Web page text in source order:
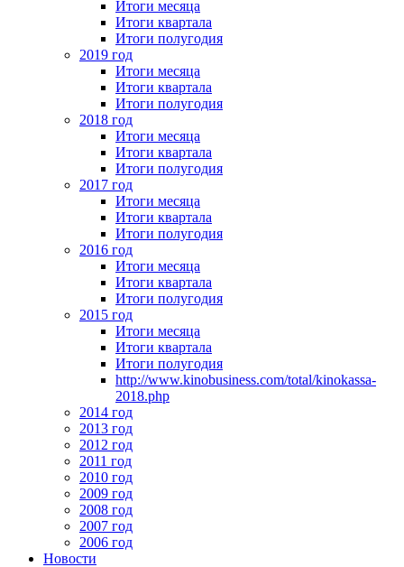
Итоги месяца
Итоги квартала
Итоги полугодия
2019 год
Итоги месяца
Итоги квартала
Итоги полугодия
2018 год
Итоги месяца
Итоги квартала
Итоги полугодия
2017 год
Итоги месяца
Итоги квартала
Итоги полугодия
2016 год
Итоги месяца
Итоги квартала
Итоги полугодия
2015 год
Итоги месяца
Итоги квартала
Итоги полугодия
http://www.kinobusiness.com/total/kinokassa-
2018.php
2014 год
2013 год
2012 год
2011 год
2010 год
2009 год
2008 год
2007 год
2006 год
Новости